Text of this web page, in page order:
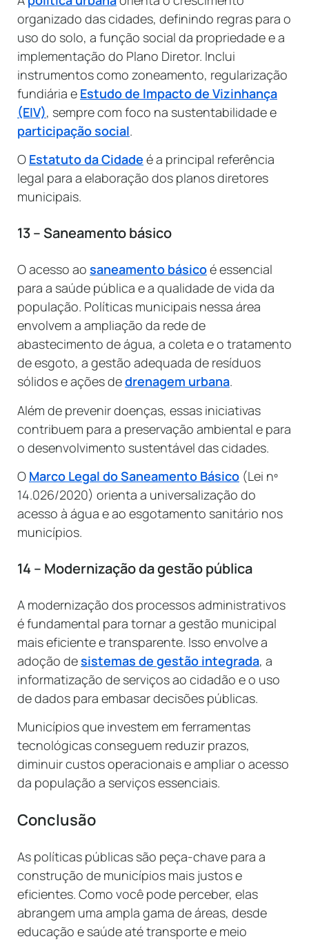
organizado das cidades, definindo regras para o
uso do solo, a função social da propriedade e a
implementação do Plano Diretor. Inclui
instrumentos como zoneamento, regularização
fundiária e Estudo de Impacto de Vizinhança
(EIV), sempre com foco na sustentabilidade e
participação social.
O Estatuto da Cidade é a principal referência
legal para a elaboração dos planos diretores
municipais.
13 – Saneamento básico
O acesso ao saneamento básicoé essencial
para a saúde pública e a qualidade de vida da
população. Políticas municipais nessa área
envolvem a ampliação da rede de
abastecimento de água, a coleta e o tratamento
de esgoto, a gestão adequada de resíduos
sólidos e ações dedrenagem urbana.
Além de prevenir doenças, essas iniciativas
contribuem para a preservação ambiental e para
o desenvolvimento sustentável das cidades.
O Marco Legal do Saneamento Básico (Lei nº
14.026/2020) orienta a universalização do
acesso à água e ao esgotamento sanitário nos
municípios.
14 – Modernização da gestão pública
A modernização dos processos administrativos
é fundamental para tornar a gestão municipal
mais eficiente e transparente. Isso envolve a
adoção desistemas de gestão integrada, a
informatização de serviços ao cidadão e o uso
de dados para embasar decisões públicas.
Municípios que investem em ferramentas
tecnológicas conseguem reduzir prazos,
diminuir custos operacionais e ampliar o acesso
da população a serviços essenciais.
Conclusão
As políticas públicas são peça-chave para a
construção de municípios mais justos e
eficientes. Como você pode perceber, elas
abrangem uma ampla gama de áreas, desde
educação e saúde até transporte e meio